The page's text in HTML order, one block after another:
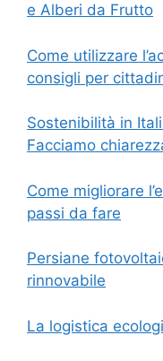
e Alberi da Frutto
Come utilizzare
consigli per
Sostenibilità in
Facciamo
Come migliorare
passi da fare
Persiane
rinnovabile
La logistica